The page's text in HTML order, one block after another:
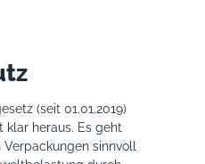
(seit 01.01.2019)
heraus. Es geht
sinnvoll